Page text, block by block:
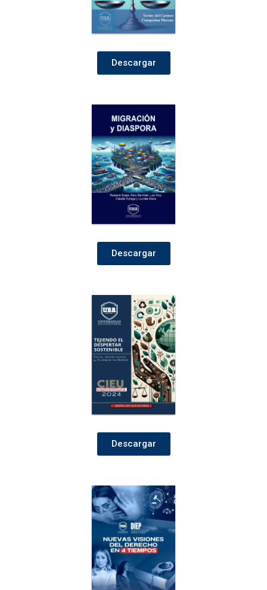
Descargar
Descargar
Descargar